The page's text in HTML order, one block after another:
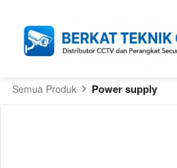
Semua Produk Power supply